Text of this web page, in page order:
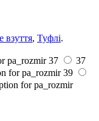
взуття, Туфлі.
pa_rozmir 37
37
for pa_rozmir 39
for pa_rozmir